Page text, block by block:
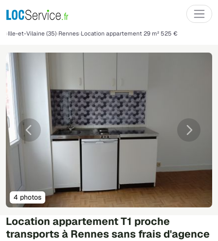
Ille-et-Vilaine (35) Rennes Location appartement 29 m² 525 €
Location appartement T1 proche
transports à Rennes sans frais d'agence
Précédente
4 photos